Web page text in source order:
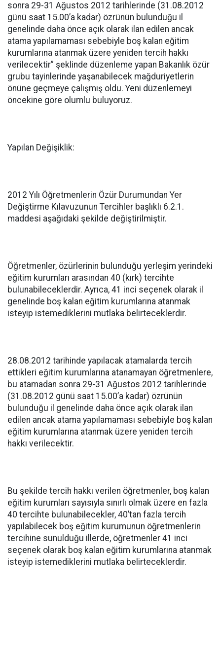
sonra 29-31 Ağustos 2012 tarihlerinde (31.08.2012
günü saat 15.00’a kadar) özrünün bulunduğu il
genelinde daha önce açık olarak ilan edilen ancak
atama yapılamaması sebebiyle boş kalan eğitim
kurumlarına atanmak üzere yeniden tercih hakkı
verilecektir” şeklinde düzenleme yapan Bakanlık özür
grubu tayinlerinde yaşanabilecek mağduriyetlerin
önüne geçmeye çalışmış oldu. Yeni düzenlemeyi
öncekine göre olumlu buluyoruz.
Yapılan Değişiklik:
2012 Yılı Öğretmenlerin Özür Durumundan Yer
Değiştirme Kılavuzunun Tercihler başlıklı 6.2.1.
maddesi aşağıdaki şekilde değiştirilmiştir.
Öğretmenler, özürlerinin bulunduğu yerleşim yerindeki
eğitim kurumları arasından 40 (kırk) tercihte
bulunabileceklerdir. Ayrıca, 41 inci seçenek olarak il
genelinde boş kalan eğitim kurumlarına atanmak
isteyip istemediklerini mutlaka belirteceklerdir.
28.08.2012 tarihinde yapılacak atamalarda tercih
ettikleri eğitim kurumlarına atanamayan öğretmenlere,
bu atamadan sonra 29-31 Ağustos 2012 tarihlerinde
(31.08.2012 günü saat 15.00’a kadar) özrünün
bulunduğu il genelinde daha önce açık olarak ilan
edilen ancak atama yapılamaması sebebiyle boş kalan
eğitim kurumlarına atanmak üzere yeniden tercih
hakkı verilecektir.
Bu şekilde tercih hakkı verilen öğretmenler, boş kalan
eğitim kurumları sayısıyla sınırlı olmak üzere en fazla
40 tercihte bulunabilecekler, 40’tan fazla tercih
yapılabilecek boş eğitim kurumunun öğretmenlerin
tercihine sunulduğu illerde, öğretmenler 41 inci
seçenek olarak boş kalan eğitim kurumlarına atanmak
isteyip istemediklerini mutlaka belirteceklerdir.